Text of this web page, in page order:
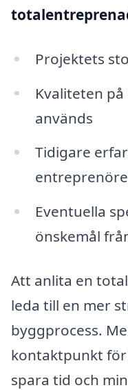
Projektets
Kvaliteten
används
Tidigare
Eventuella
önskemål
Att anlita en
leda till en mer
byggprocess.
kontaktpunkt
spara tid och